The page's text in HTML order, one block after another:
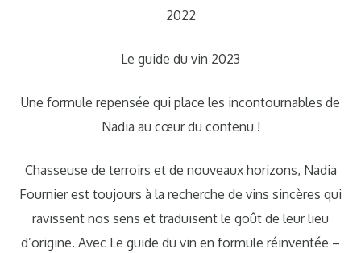
2022
Le guide du vin 2023
Une formule repensée qui place les incontournables de
Nadia au cœur du contenu !
Chasseuse de terroirs et de nouveaux horizons, Nadia
Fournier est toujours à la recherche de vins sincères qui
ravissent nos sens et traduisent le goût de leur lieu
d’origine. Avec Le guide du vin en formule réinventée –